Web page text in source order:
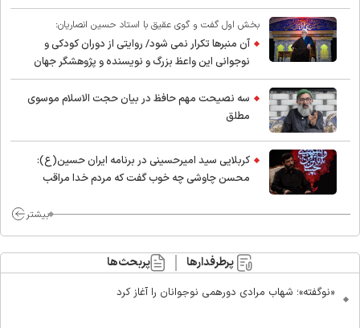
بخش اول گفت و گوی عقیق با استاد حسین انصاریان:
آن منبرها تکرار نمی شود/ روایتی از دوران کودکی و
نوجوانی این واعظ بزرگ و نویسنده و پژوهشگر جهان
اسلام
سه نصیحت مهم حافظ در بیان حجت الاسلام موسوی
مطلق
کربلایی سید امیر‌حسینی در برنامه ایران حسین(ع):
محسن چاوشی چه خوب گفت که مردم خدا مراقب
بیشتر
پرطرفدارها پربحث‌ها
«نوگفته»؛ شهاب مرادی دورهمی نوجوانان را آغاز کرد